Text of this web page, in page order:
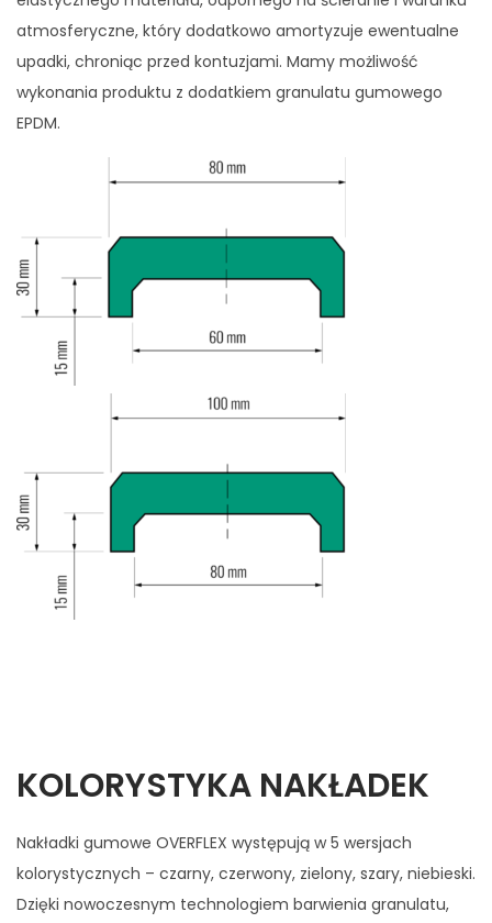
atmosferyczne, który dodatkowo amortyzuje ewentualne
upadki, chroniąc przed kontuzjami. Mamy możliwość
wykonania produktu z dodatkiem granulatu gumowego
EPDM.
KOLORYSTYKA NAKŁADEK
Nakładki gumowe OVERFLEX występują w 5 wersjach
kolorystycznych – czarny, czerwony, zielony, szary, niebieski.
Dzięki nowoczesnym technologiem barwienia granulatu,